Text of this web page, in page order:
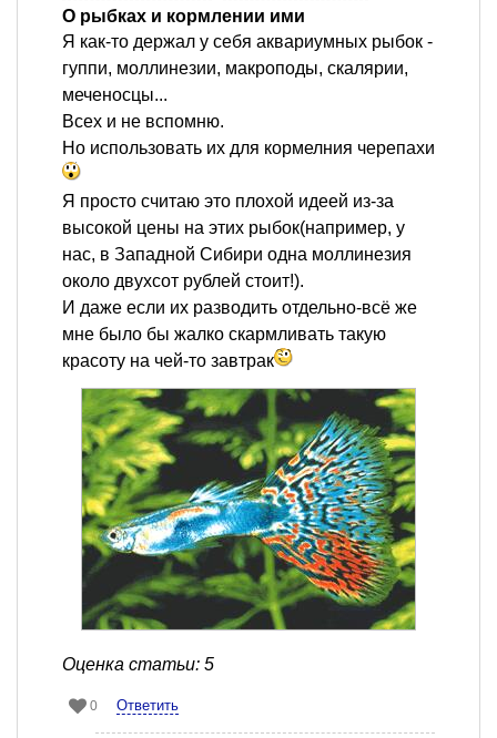
О рыбках и кормлении ими
Я как-то держал у себя аквариумных рыбок -
гуппи, моллинезии, макроподы, скалярии,
меченосцы...
Всех и не вспомню.
Но использовать их для кормелния черепахи
Я просто считаю это плохой идеей из-за
высокой цены на этих рыбок(например, у
нас, в Западной Сибири одна моллинезия
около двухсот рублей стоит!).
И даже если их разводить отдельно-всё же
мне было бы жалко скармливать такую
красоту на чей-то завтрак
Оценка статьи: 5
0 Ответить